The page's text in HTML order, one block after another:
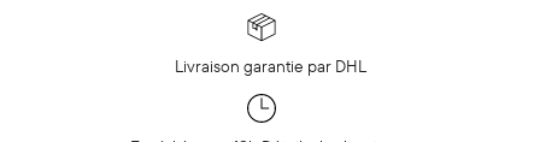
Livraison garantie par DHL